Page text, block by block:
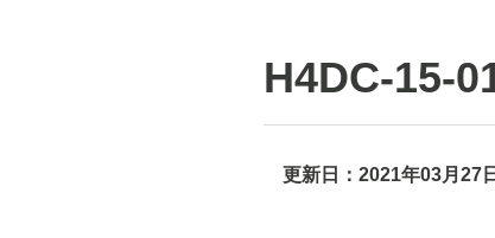
H4DC-15-
更新日： 2021年03月27日